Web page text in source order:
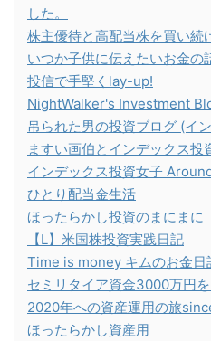
した。
株主優待と高配当株を買い続
いつか子供に伝えたいお金の
投信で手堅くlay-up!
NightWalker's Investment
吊られた男の投資ブログ (イ
ますい画伯とインデックス投
インデックス投資女子
ひとり配当金生活
ほったらかし投資のまにまに
【L】米国株投資実践日記
Time is money キムのお金日
セミリタイア資金3000万円
2020年への資産運用の旅
ほったらかし資産用